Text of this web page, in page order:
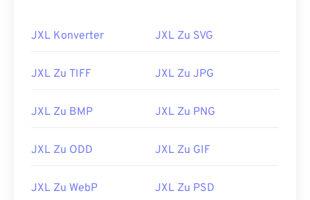
JXL Konverter JXL Zu SVG
JXL Zu TIFF JXL Zu JPG
JXL Zu BMP JXL Zu PNG
JXL Zu ODD JXL Zu GIF
JXL Zu WebP JXL Zu PSD